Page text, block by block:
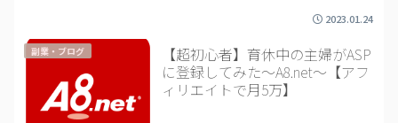
2023.01.24
副業・ブログ
【超初心者】育休中の主婦がASP
に登録してみた～A8.net～【アフ
ィリエイトで月5万】